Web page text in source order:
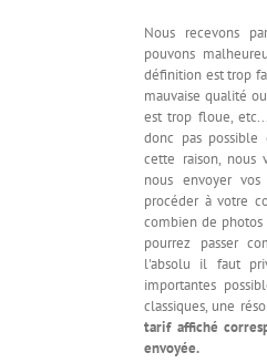
Nous recevons
pouvons
définition est trop
mauvaise qualité
est trop floue,
donc pas possible
cette raison, nous
nous envoyer
procéder à votre
combien de
pourrez passer
l'absolu il faut
importantes
classiques, une
tarif affiché
envoyée.